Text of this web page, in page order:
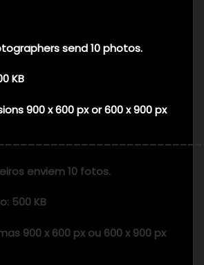
send 10 photos.
KB
900 x 600 px or 600 x 900 px
enviem 10 fotos.
500 KB
900 x 600 px ou 600 x 900 px